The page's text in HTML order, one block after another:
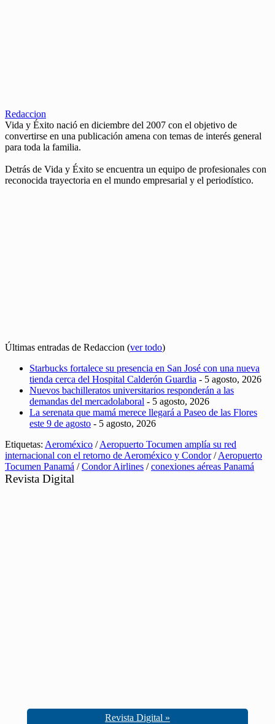
Redaccion
Vida y Éxito nació en diciembre del 2007 con el objetivo de
convertirse en una publicación amena con temas de interés general
para toda la familia.
Detrás de Vida y Éxito se encuentra un equipo de profesionales con
reconocida trayectoria en el mundo empresarial y el periodístico.
Últimas entradas de Redaccion (ver todo)
Starbucks fortalece su presencia en San José con una nueva
tienda cerca del Hospital Calderón Guardia - 5 agosto, 2026
Nuevos bachilleratos universitarios responderán a las
demandas del mercadolaboral - 5 agosto, 2026
La serenata que mamá merece llegará a Paseo de las Flores
este 9 de agosto - 5 agosto, 2026
Etiquetas: Aeroméxico /Aeropuerto Tocumen amplía su red
internacional con el retorno de Aeroméxico y Condor/Aeropuerto
Tocumen Panamá /Condor Airlines /conexiones aéreas Panamá
Revista Digital
Revista Digital »